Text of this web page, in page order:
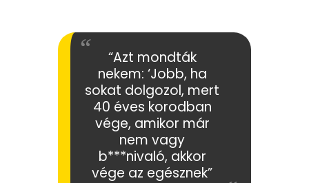
“Azt mondták
nekem: ‘Jobb, ha
sokat dolgozol, mert
40 éves korodban
vége, amikor már
nem vagy
b***nivaló, akkor
vége az egésznek”